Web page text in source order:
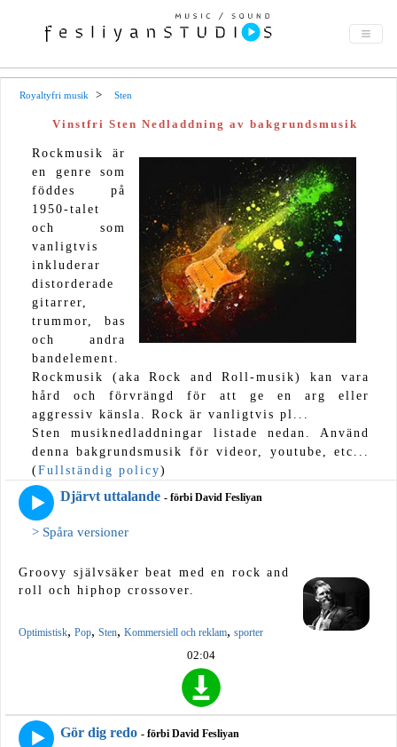
Royaltyfri musik Sten
Vinstfri Sten Nedladdning av bakgrundsmusik
Rockmusik är
en genre som
föddes på
1950-talet
och som
vanligtvis
inkluderar
distorderade
gitarrer,
trummor, bas
och andra
bandelement.
Rockmusik (aka Rock and Roll-musik) kan vara
hård och förvrängd för att ge en arg eller
aggressiv känsla. Rock är vanligtvis pl...
Sten musiknedladdningar listade nedan. Använd
denna bakgrundsmusik för videor, youtube, etc...
(Fullständig policy)
Djärvt uttalande - förbi David Fesliyan
> Spåra versioner
Groovy självsäker beat med en rock and
roll och hiphop crossover.
Optimistisk, Pop, Sten, Kommersiell och reklam, sporter
02:04
Gör dig redo - förbi David Fesliyan